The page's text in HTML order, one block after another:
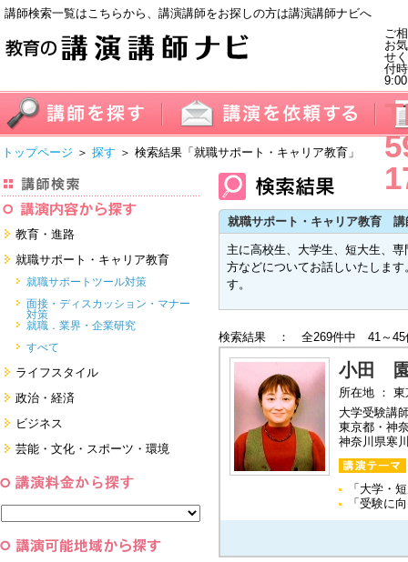
講師検索一覧はこちらから、講演講師をお探しの方は講演講師ナビへ
ご
お
せ
付
トップページ ＞ 探す ＞ 検索結果 「就職サポート・キャリア教育」
教育・進路
進学・受験
教員・保護者
子育て・フリーター・ニート
留学
すべて
就職サポート・キャリア教育
就職サポートツール対策
面接・ディスカッション・マナー
対策
就職．業界・企業研究
すべて
ライフスタイル
健康・美容・女性・食育
看護・介護・ボランティア
すべて
政治・経済
国際
日本
ビジネス
経営・マーケティング・ファイナ
ンス
コーチング・メンタルヘルス・人
芸能・文化・スポーツ・環境
スポーツ
すべて
就職サポート・キャリア教育 講
主に高校生、大学生、短大生、
方などについてお話しいたしま
す。
検索結果 ： 全269件中 41～45
小田
所在地 ：
大学受験講
東京都・神
神奈川県寒
「大学・
「受験に